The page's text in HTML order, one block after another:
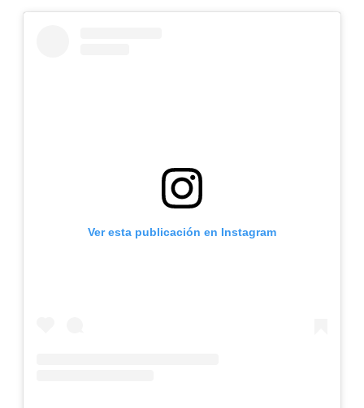
Ver esta publicación en Instagram